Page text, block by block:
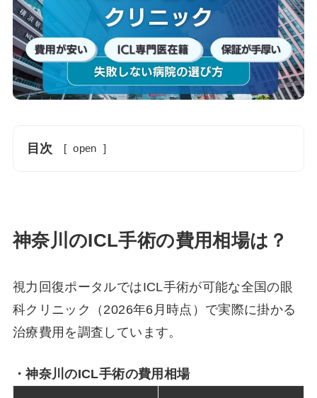
目次 [ open ]
神奈川のICL手術の費用相場は？
視力回復ポータルではICL手術が可能な全国の眼
科クリニック（2026年6月時点）で実際に掛かる
治療費用を調査しています。
・神奈川のICL手術の費用相場